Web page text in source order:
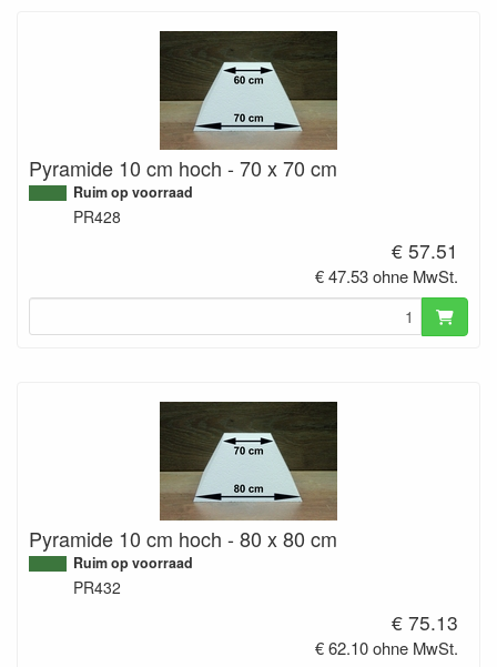
Pyramide 10 cm hoch - 70 x 70 cm
Ruim op voorraad
PR428
€ 57.51
€ 47.53 ohne MwSt.
Pyramide 10 cm hoch - 80 x 80 cm
Ruim op voorraad
PR432
€ 75.13
€ 62.10 ohne MwSt.